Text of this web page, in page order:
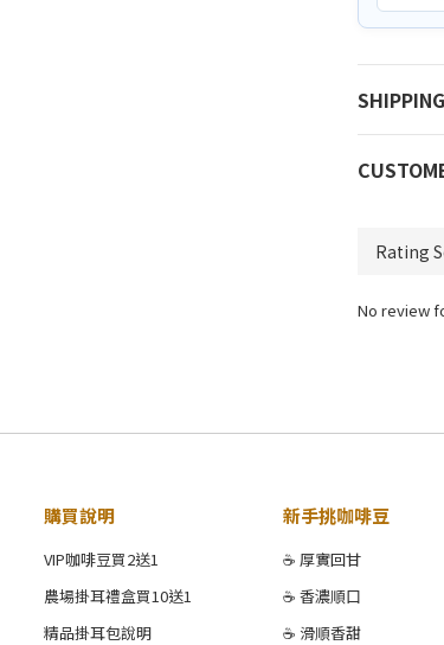
No review
購買說明
VIP咖啡豆買2送1
農場掛耳禮盒買10送1
精品掛耳包說明
新手挑咖啡豆
☕ 厚實回甘
☕ 香濃順口
☕ 滑順香甜